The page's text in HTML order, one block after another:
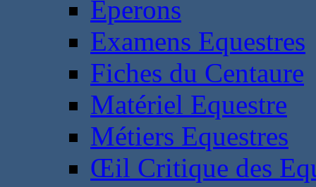
Eperons
Examens Equestres
Fiches du Centaure
Matériel Equestre
Métiers Equestres
Œil Critique des